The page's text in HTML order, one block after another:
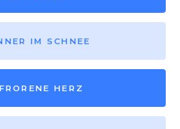
IM SCHNEE
HERZ